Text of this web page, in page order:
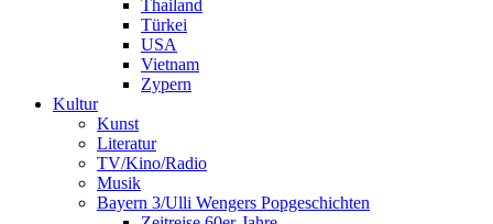
Thailand
Türkei
USA
Vietnam
Zypern
Kultur
Kunst
Literatur
TV/Kino/Radio
Musik
Bayern 3/Ulli Wengers Popgeschichten